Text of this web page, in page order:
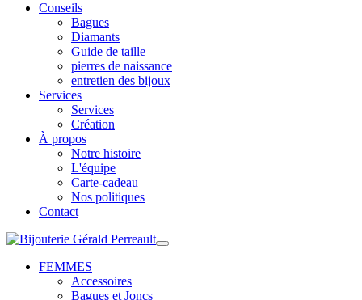
Conseils
Bagues
Diamants
Guide de taille
pierres de naissance
entretien des bijoux
Services
Services
Création
À propos
Notre histoire
L'équipe
Carte-cadeau
Nos politiques
Contact
FEMMES
Accessoires
Bagues et Joncs